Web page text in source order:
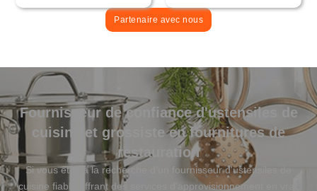
Partenaire avec nous
Fournisseur de confiance d'ustensiles de
cuisine et grossiste en fournitures de
restauration
Si vous êtes à la recherche d'un fournisseur d'ustensiles de
cuisine fiable offrant des services d'approvisionnement en vrac